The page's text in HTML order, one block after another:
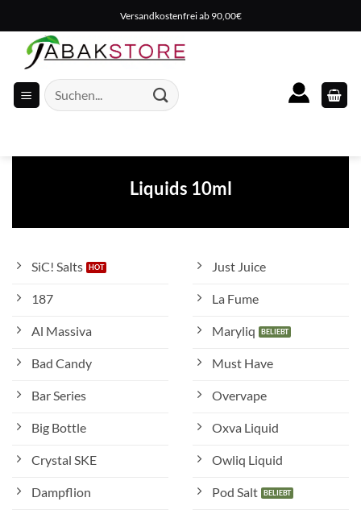
Inhalt
springen
Versandkostenfrei ab 90,00€
Suche
nach:
Liquids 10ml
SiC! Salts
187
Al Massiva
Bad Candy
Bar Series
Big Bottle
Crystal SKE
Dampflion
Just Juice
La Fume
Maryliq
Must Have
Overvape
Oxva Liquid
Owliq Liquid
Pod Salt